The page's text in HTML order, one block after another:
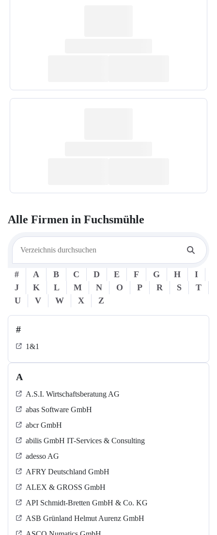
Alle Firmen in Fuchsmühle
# A B C D E F G H
I
J
K L M N O P R S
T
U
V W X Z
#
1&1
A
A.S.I. Wirtschaftsberatung AG
abas Software GmbH
abcr GmbH
abilis GmbH IT-Services & Consulting
adesso AG
AFRY Deutschland GmbH
ALEX & GROSS GmbH
API Schmidt-Bretten GmbH & Co. KG
ASB Grün­land Helmut Au­renz GmbH